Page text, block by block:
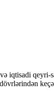
iqtisadi